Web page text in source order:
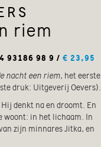
riem
93186 98 9 / € 23,95
nacht een riem, het eerste
druk: Uitgeverij Oevers).
denkt na en droomt. En
woont: in het lichaam. In
zijn minnares Jitka, en